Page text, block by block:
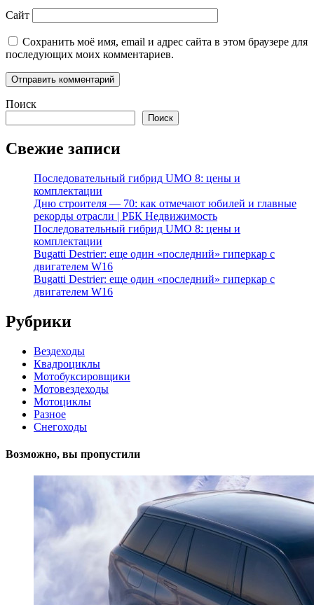
Сайт
Сохранить моё имя, email и адрес сайта в этом браузере для
последующих моих комментариев.
Поиск
Поиск
Свежие записи
Последовательный гибрид UMO 8: цены и
комплектации
Дню строителя — 70: как отмечают юбилей и главные
рекорды отрасли | РБК Недвижимость
Последовательный гибрид UMO 8: цены и
комплектации
Bugatti Destrier: еще один «последний» гиперкар с
двигателем W16
Bugatti Destrier: еще один «последний» гиперкар с
двигателем W16
Рубрики
Вездеходы
Квадроциклы
Мотобуксировщики
Мотовездеходы
Мотоциклы
Разное
Снегоходы
Возможно, вы пропустили